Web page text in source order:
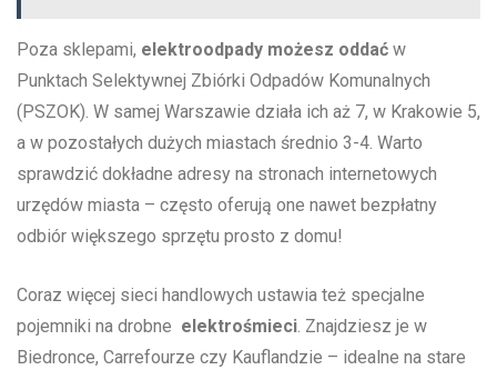
Poza sklepami, elektroodpady ⁤możesz oddać w
Punktach⁤ Selektywnej Zbiórki Odpadów Komunalnych
(PSZOK). W ‍samej Warszawie działa ich aż 7, w Krakowie 5,
a w pozostałych​ dużych miastach średnio 3-4. Warto
sprawdzić dokładne adresy ⁢na stronach internetowych
urzędów miasta – często oferują one nawet bezpłatny
odbiór większego ​sprzętu prosto ⁢z ​domu!
Coraz⁢ więcej sieci handlowych ustawia też specjalne
pojemniki na drobne ‌ elektrośmieci. Znajdziesz je w
Biedronce, Carrefourze czy Kauflandzie – idealne⁤ na stare